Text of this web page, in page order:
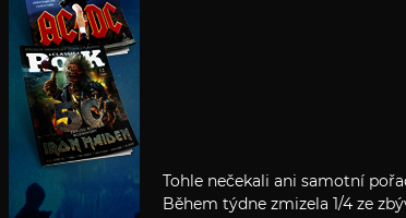
Tohle nečekali ani samotní
Během týdne zmizela 1/4 ze